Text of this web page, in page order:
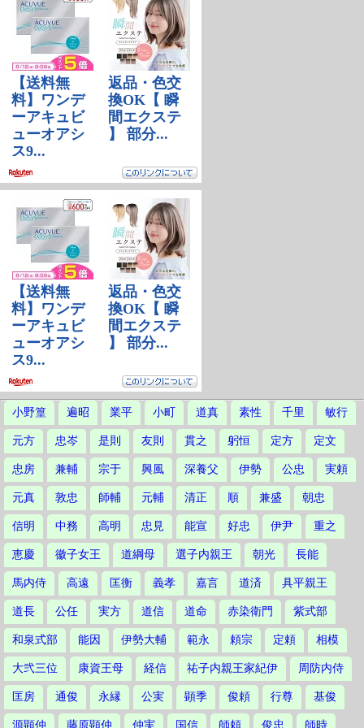
小野篁 遍昭 業平 小町 道真 素性 千里 敏行
元方 忠岑 是則 友則 貫之 躬恒 定方 定文
忠房 兼輔 宗于 興風 深養父 伊勢 公忠 実頼
元真 敦忠 師輔 元輔 清正 順 兼盛 朝忠
信明 中務 高明 忠見 能宣 好忠 伊尹 重之
恵慶 徽子女王 道綱母 選子内親王 朝光 長能
馬内侍 高遠 匡衡 義孝 嘉言 道済 具平親王
道長 公任 実方 道信 道命 赤染衛門 紫式部
和泉式部 能因 伊勢大輔 範永 頼宗 定頼 相模
大弐三位 康資王母 経信 祐子内親王家紀伊 周防内侍
匡房 通俊 永縁 公実 顕季 俊頼 行尊 基俊
源顕仲 藤原顕仲 仲実 国信 師頼 俊忠 師時